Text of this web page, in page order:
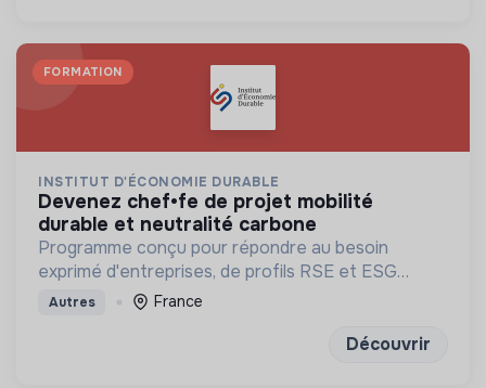
FORMATION
INSTITUT D'ÉCONOMIE DURABLE
devenez chef•fe de projet mobilité
durable et neutralité carbone
Programme conçu pour répondre au besoin
exprimé d'entreprises, de profils RSE et ESG
solides et en pleine maîtrise des fondamentaux
Autres France
Découvrir